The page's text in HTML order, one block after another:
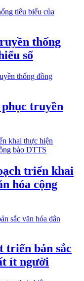
thống
số
truyền
triển khai
hóa cộng
triển bản sắc
ít người